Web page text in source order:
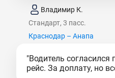
Владимир К.
Стандарт, 3 пасс.
Краснодар – Анапа
"Водитель
рейс. За доплату, но